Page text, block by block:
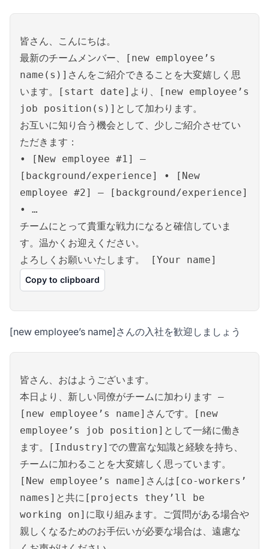
皆さん、こんにちは。
最新のチームメンバー、[new employee’s
name(s)]さんをご紹介できることを大変嬉しく思
います。[start date]より、[new employee’s
job position(s)]として加わります。
お互いに知り合う機会として、少しご紹介させてい
ただきます：
• [New employee #1] –
[background/experience] • [New
employee #2] – [background/experience]
• …
チームにとって貴重な戦力になると確信していま
す。温かくお迎えください。
よろしくお願いいたします。 [Your name]
Copy to clipboard
[new employee’s name]さんの入社を歓迎しましょう
皆さん、おはようございます。
本日より、新しい同僚がチームに加わります –
[new employee’s name]さんです。[new
employee’s job position]として一緒に働き
ます。[Industry]での豊富な知識と経験を持ち、
チームに加わることを大変嬉しく思っています。
[New employee’s name]さんは[co-workers’
names]と共に[projects they’ll be
working on]に取り組みます。ご質問がある場合や
親しくなるためのお手伝いが必要な場合は、遠慮な